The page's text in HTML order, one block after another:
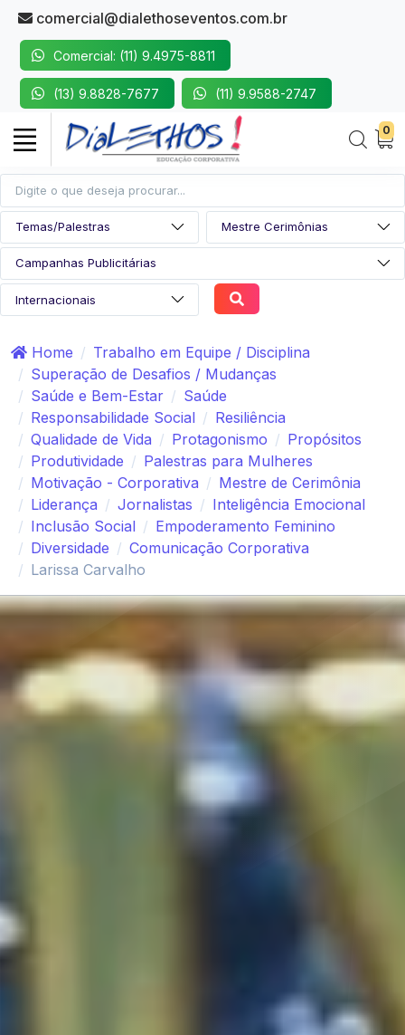
comercial@dialethoseventos.com.br
Comercial: (11) 9.4975-8811
(13) 9.8828-7677 (11) 9.9588-2747
0
Home
Trabalho em Equipe / Disciplina
Superação de Desafios / Mudanças
Saúde e Bem-Estar
Saúde
Responsabilidade Social
Resiliência
Qualidade de Vida
Protagonismo
Propósitos
Produtividade
Palestras para Mulheres
Motivação - Corporativa
Mestre de Cerimônia
Liderança
Jornalistas
Inteligência Emocional
Inclusão Social
Empoderamento Feminino
Diversidade
Comunicação Corporativa
Larissa Carvalho